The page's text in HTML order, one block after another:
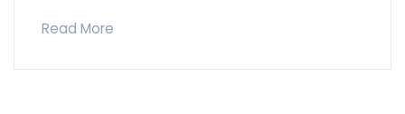
Read More